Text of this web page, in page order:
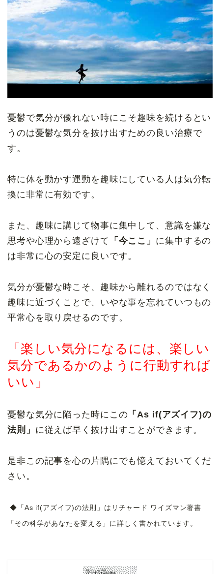
憂鬱で気分が優れない時にこそ趣味を続けるとい
うのは憂鬱な気分を抜け出すための良い治療で
す。
特に体を動かす運動を趣味にしている人は気分転
換に非常に有効です。
また、趣味に講じて物事に集中して、意識を嫌な
思考や心理から遠ざけて
「今ここ」 に集中するの
は非常に心の安定に良いです。
気分が憂鬱な時こそ、趣味から離れるのではなく
趣味に近づくことで、いやな事を忘れていつもの
平常心を取り戻せるのです。
「楽しい気分になるには、楽しい
気分であるかのように行動すれば
いい」
憂鬱な気分に陥った時にこの 「As if(アズイフ)の
法則」 に従えば早く抜け出すことができます。
是非この記事を心の片隅にでも憶えておいてくだ
さい。
◆「As if(アズイフ)の法則」はリチャード ワイズマン著書
「その科学があなたを変える」に詳しく書かれています。